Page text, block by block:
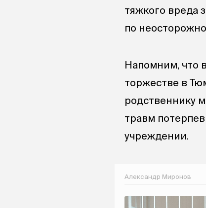
тяжкого вреда
по
Напомним, что
торжестве в
родственнику
травм
учреждении.
Александр Миронов